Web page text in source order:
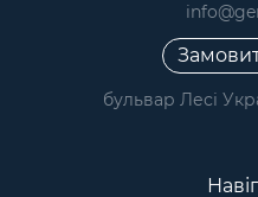
бульвар Лесі